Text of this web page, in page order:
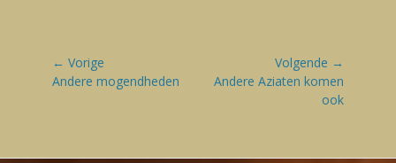
Bericht
navigatie
← Vorige
Vorige
Andere mogendheden
Volgende →
Volgende
Andere Aziaten komen
ook